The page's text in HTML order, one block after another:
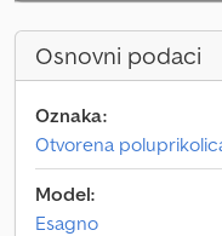
Osnovni podaci
Oznaka:
Otvorena
Model:
Esagno